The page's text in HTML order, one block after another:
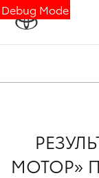
Debug Mode
МОТОР»